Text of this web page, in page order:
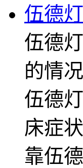
伍德
伍德
的情
伍德
床症
靠伍